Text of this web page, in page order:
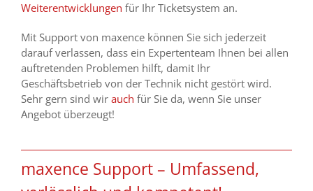
Weiterentwicklungen für Ihr Ticketsystem an.
Mit Support von maxence können Sie sich jederzeit
darauf verlassen, dass ein Expertenteam Ihnen bei allen
auftretenden Problemen hilft, damit Ihr
Geschäftsbetrieb von der Technik nicht gestört wird.
Sehr gern sind wir auch für Sie da, wenn Sie unser
Angebot überzeugt!
maxence Support – Umfassend,